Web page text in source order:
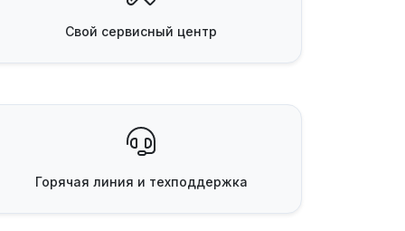
Свой сервисный центр
Горячая линия и техподдержка